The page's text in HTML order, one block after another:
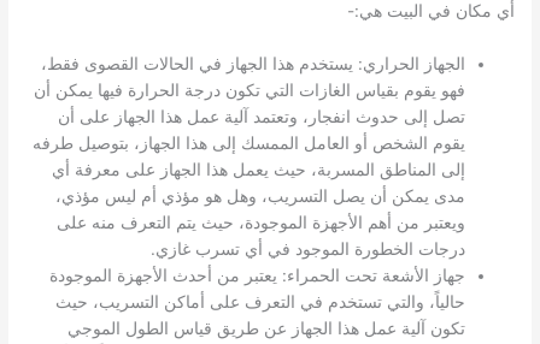
أي مكان في البيت هي:-
الجهاز الحراري: يستخدم هذا الجهاز في الحالات القصوى فقط،
فهو يقوم بقياس الغازات التي تكون درجة الحرارة فيها يمكن أن
تصل إلى حدوث انفجار، وتعتمد آلية عمل هذا الجهاز على أن
يقوم الشخص أو العامل الممسك إلى هذا الجهاز، بتوصيل طرفه
إلى المناطق المسربة، حيث يعمل هذا الجهاز على معرفة أي
مدى يمكن أن يصل التسريب، وهل هو مؤذي أم ليس مؤذي،
ويعتبر من أهم الأجهزة الموجودة، حيث يتم التعرف منه على
درجات الخطورة الموجود في أي تسرب غازي.
جهاز الأشعة تحت الحمراء: يعتبر من أحدث الأجهزة الموجودة
حالياً، والتي تستخدم في التعرف على أماكن التسريب، حيث
تكون آلية عمل هذا الجهاز عن طريق قياس الطول الموجي